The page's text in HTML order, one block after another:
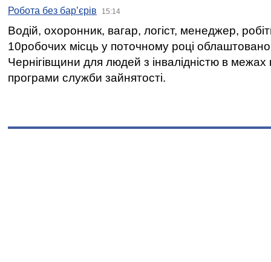
Робота без бар’єрів 15:14
Водій, охоронник, вагар, логіст, менеджер,
10робочих місць у поточному році
Чернігівщини для людей з інвалідністю в межах
програми служби зайнятості.